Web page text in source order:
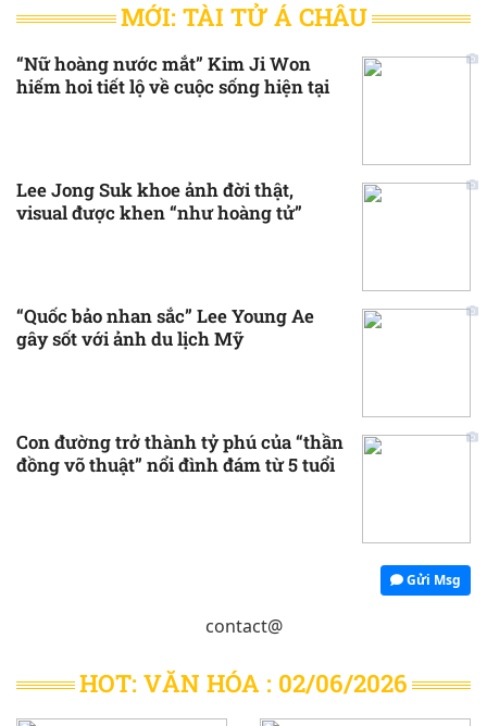
MỚI: TÀI TỬ Á CHÂU
“Nữ hoàng nước mắt” Kim Ji Won
hiếm hoi tiết lộ về cuộc sống hiện tại
Lee Jong Suk khoe ảnh đời thật,
visual được khen “như hoàng tử”
“Quốc bảo nhan sắc” Lee Young Ae
gây sốt với ảnh du lịch Mỹ
Con đường trở thành tỷ phú của “thần
đồng võ thuật” nổi đình đám từ 5 tuổi
Gửi Msg
contact@
HOT: VĂN HÓA : 02/06/2026